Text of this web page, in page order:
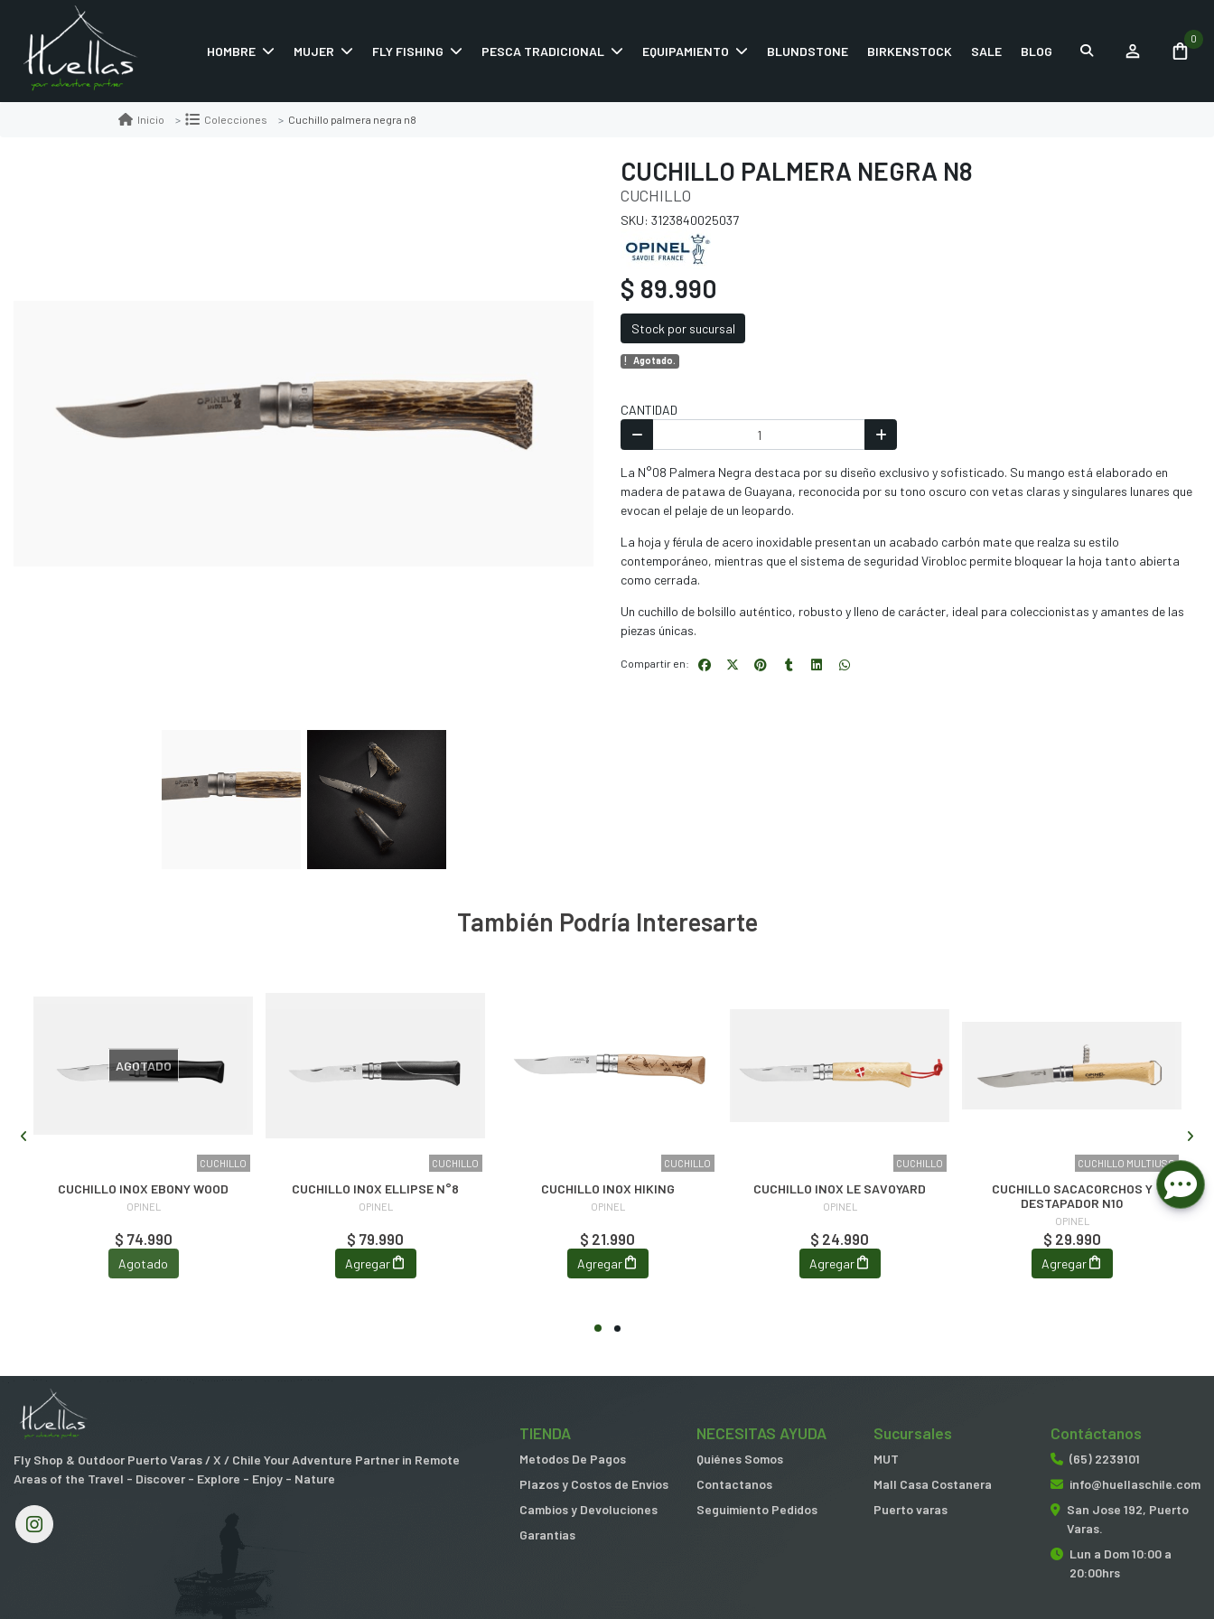
HOMBRE MUJER FLY FISHING PESCA TRADICIONAL EQUIPAMIENTO BLUNDSTONE BIRKENSTOCK SALE BLOG
0
Inicio Colecciones Cuchillo palmera negra n8
CUCHILLO PALMERA NEGRA N8
CUCHILLO
SKU: 3123840025037
$ 89.990
Stock por sucursal
Agotado.
CANTIDAD
La N°08 Palmera Negra destaca por su diseño exclusivo y sofisticado. Su mango está elaborado en
madera de patawa de Guayana, reconocida por su tono oscuro con vetas claras y singulares lunares que
evocan el pelaje de un leopardo.
La hoja y férula de acero inoxidable presentan un acabado carbón mate que realza su estilo
contemporáneo, mientras que el sistema de seguridad Virobloc permite bloquear la hoja tanto abierta
como cerrada.
Un cuchillo de bolsillo auténtico, robusto y lleno de carácter, ideal para coleccionistas y amantes de las
piezas únicas.
Compartir en:
También Podría Interesarte
CUCHILLO
AGOTADO
CUCHILLO INOX EBONY WOOD
OPINEL
$ 74.990
Agotado
CUCHILLO
CUCHILLO INOX ELLIPSE N°8
OPINEL
$ 79.990
Agregar
CUCHILLO
CUCHILLO INOX HIKING
OPINEL
$ 21.990
Agregar
CUCHILLO
CUCHILLO INOX LE SAVOYARD
OPINEL
$ 24.990
Agregar
CUCHILLO MULTIUSO
CUCHILLO SACACORCHOS Y
DESTAPADOR N10
OPINEL
$ 29.990
Agregar
Fly Shop & Outdoor Puerto Varas / X / Chile Your Adventure Partner in Remote
Areas of the Travel - Discover - Explore - Enjoy - Nature
TIENDA
Metodos De Pagos
Plazos y Costos de Envios
Cambios y Devoluciones
Garantias
NECESITAS AYUDA
Quiénes Somos
Contactanos
Seguimiento Pedidos
Sucursales
MUT
Mall Casa Costanera
Puerto varas
Contáctanos
(65) 2239101
info@huellaschile.com
San Jose 192, Puerto
Varas.
Lun a Dom 10:00 a
20:00hrs